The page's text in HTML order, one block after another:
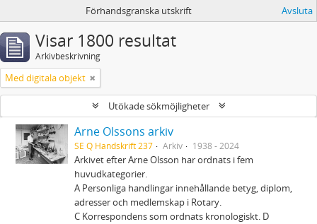
Förhandsgranska utskrift Avsluta
Visar 1800 resultat
Arkivbeskrivning
Med digitala objekt
Utökade sökmöjligheter
Arne Olssons arkiv
SE Q Handskrift 237 Arkiv 1938 - 2024
Arkivet efter Arne Olsson har ordnats i fem
huvudkategorier.
A Personliga handlingar innehållande betyg, diplom,
adresser och medlemskap i Rotary.
C Korrespondens som ordnats kronologiskt. D